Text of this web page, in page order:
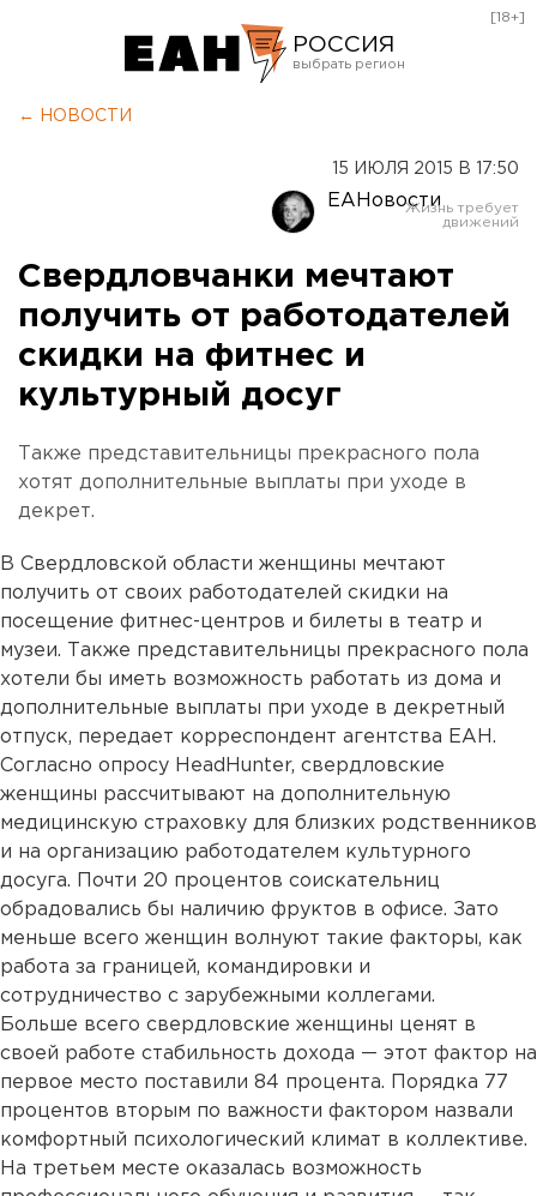
РОССИЯ
Оренбург
[18+]
← НОВОСТИ
15 ИЮЛЯ 2015 В 17:50
ЕАНовости
Свердловчанки мечтают
получить от работодателей
скидки на фитнес и
культурный досуг
Также представительницы прекрасного пола
хотят дополнительные выплаты при уходе в
декрет.
В Свердловской области женщины мечтают
получить от своих работодателей скидки на
посещение фитнес-центров и билеты в театр и
музеи. Также представительницы прекрасного пола
хотели бы иметь возможность работать из дома и
дополнительные выплаты при уходе в декретный
отпуск, передает корреспондент агентства ЕАН.
Согласно опросу HeadHunter, свердловские
женщины рассчитывают на дополнительную
медицинскую страховку для близких родственников
и на организацию работодателем культурного
досуга. Почти 20 процентов соискательниц
обрадовались бы наличию фруктов в офисе. Зато
меньше всего женщин волнуют такие факторы, как
работа за границей, командировки и
сотрудничество с зарубежными коллегами.
Больше всего свердловские женщины ценят в
своей работе стабильность дохода — этот фактор на
первое место поставили 84 процента. Порядка 77
процентов вторым по важности фактором назвали
комфортный психологический климат в коллективе.
На третьем месте оказалась возможность